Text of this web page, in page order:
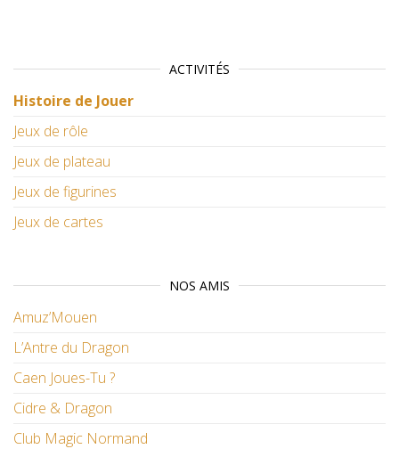
ACTIVITÉS
Histoire de Jouer
Jeux de rôle
Jeux de plateau
Jeux de figurines
Jeux de cartes
NOS AMIS
Amuz’Mouen
L’Antre du Dragon
Caen Joues-Tu ?
Cidre & Dragon
Club Magic Normand